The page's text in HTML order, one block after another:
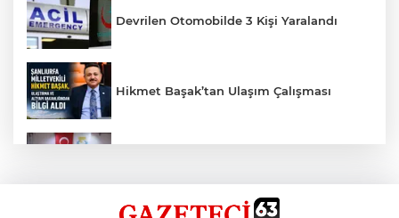
Devrilen Otomobilde 3 Kişi Yaralandı
Hikmet Başak’tan Ulaşım Çalışması